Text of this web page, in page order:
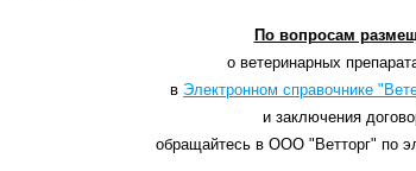
По вопросам
о ветеринарных
в Электронном справочнике
и заключения
обращайтесь в ООО "Ветторг" по